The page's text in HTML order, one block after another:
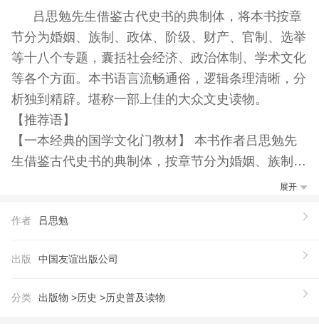
吕思勉先生借鉴古代史书的典制体，将本书按章
节分为婚姻、族制、政体、阶级、财产、官制、选举
等十八个专题，囊括社会经济、政治体制、学术文化
等各个方面。本书语言流畅通俗，逻辑条理清晰，分
析独到精辟。堪称一部上佳的大众文史读物。
【推荐语】
【一本经典的国学文化门教材】 本书作者吕思勉先
生借鉴古代史书的典制体，按章节分为婚姻、族制、
政体、阶级、财产、官制、选举等多个专题，囊括了
普通读者一册在手，便能愉快掌握中国文化知识，是
大师佳作】 本书甫一面世便备受好评，民国以来屡
堪称一部经典权威的国学文化课本。全书文风流畅通
展开
作者 吕思勉
出版 中国友谊出版公司
分类 出版物 >历史 >历史普及读物